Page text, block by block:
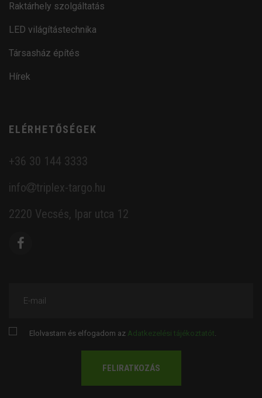
Raktárhely szolgáltatás
LED világítástechnika
Társasház építés
Hírek
ELÉRHETŐSÉGEK
+36 30 144 3333
info
triplex-targo.hu
2220 Vecsés, Ipar utca 12
E-mail
Elolvastam és elfogadom az Adatkezelési tájékoztatót.
FELIRATKOZÁS